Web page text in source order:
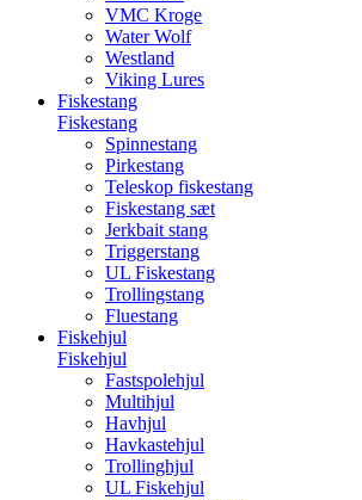
VMC Kroge
Water Wolf
Westland
Viking Lures
Fiskestang
Fiskestang
Spinnestang
Pirkestang
Teleskop fiskestang
Fiskestang sæt
Jerkbait stang
Triggerstang
UL Fiskestang
Trollingstang
Fluestang
Fiskehjul
Fiskehjul
Fastspolehjul
Multihjul
Havhjul
Havkastehjul
Trollinghjul
UL Fiskehjul